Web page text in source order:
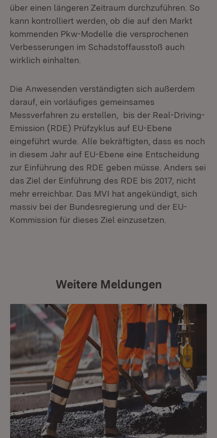
über einen längeren Zeitraum durchzuführen. So
kann kontrolliert werden, ob die auf den Markt
kommenden Pkw-Modelle die versprochenen
Verbesserungen im Schadstoffausstoß auch
wirklich einhalten.
Die Anwesenden verständigten sich außerdem
darauf, ein vorläufiges gemeinsames
Messverfahren zu erstellen, bis der Real-Driving-
Emission (RDE) Prüfzyklus auf EU-Ebene
eingeführt wurde. Alle bekräftigten, dass es noch
in diesem Jahr auf EU-Ebene eine Entscheidung
zur Einführung des RDE geben müsse. Anders sei
das Ziel der Einführung des RDE bis 2017, nicht
mehr erreichbar. Das MVI hat angekündigt, sich
massiv bei der Bundesregierung und der EU-
Kommission für dieses Ziel einzusetzen.
Weitere Meldungen